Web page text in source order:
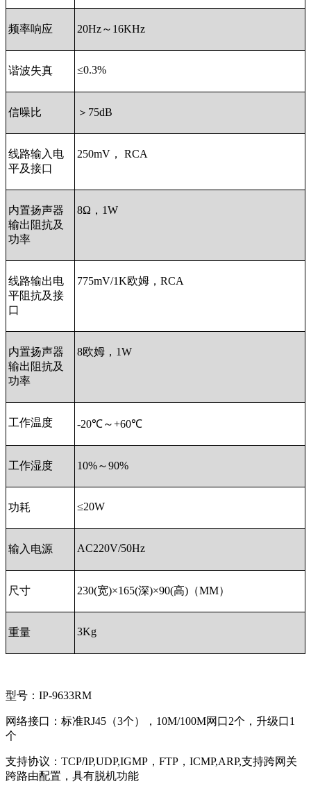
频率响应 20Hz～ 16KHz
谐波失真 ≤0.3%
信噪比 ＞ 75dB
线路输入电
平及接口
250mV ， RCA
内置扬声器
输出阻抗及
功率
8Ω， 1W
线路输出电
平阻抗及接
口
775mV/1K欧姆， RCA
内置扬声器
输出阻抗及
功率
8欧姆， 1W
工作温度 -20℃～+60℃
工作湿度 10%～90%
功耗 ≤20W
输入电源 AC220V/50Hz
尺寸 230(宽)×165(深)×90(高) （MM）
重量 3Kg
型号：IP-9633RM
网络接口：标准RJ45（3个），10M/100M网口2个，升级口1
个
支持协议：TCP/IP,UDP,IGMP，FTP，ICMP,ARP,支持跨网关
跨路由配置，具有脱机功能